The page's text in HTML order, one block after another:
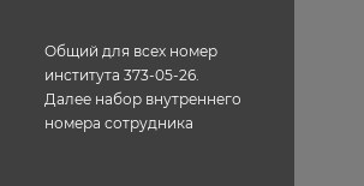
Общий для всех номер
института 373-05-26.
Далее набор внутреннего
номера сотрудника